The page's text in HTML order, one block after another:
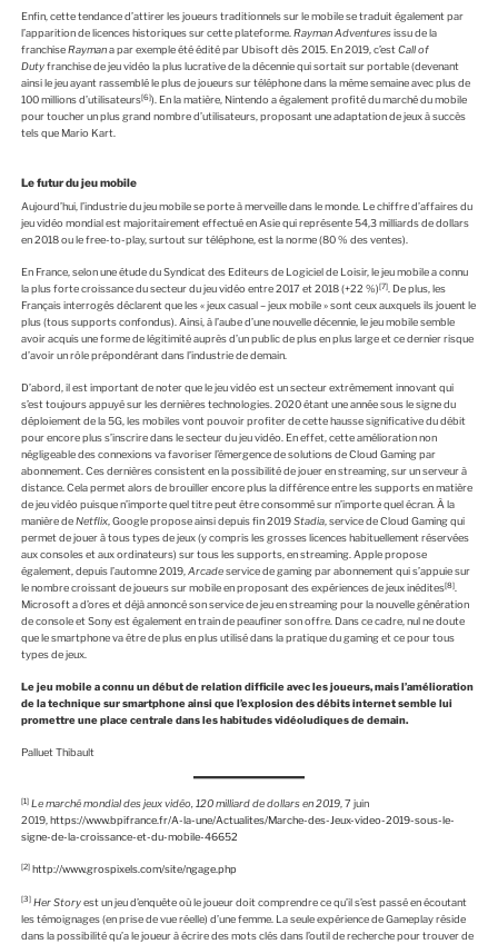
Enfin, cette tendance d’attirer les joueurs traditionnels sur le mobile se traduit également par
l’apparition de licences historiques sur cette plateforme.Rayman Adventuresissu de la
franchiseRaymana par exemple été édité par Ubisoft dès 2015. En 2019, c’estCall of
Dutyfranchise de jeu vidéo la plus lucrative de la décennie qui sortait sur portable (devenant
ainsi le jeu ayant rassemblé le plus de joueurs sur téléphone dans la même semaine avec plus de
100 millions d’utilisateurs[6]). En la matière, Nintendo a également profité du marché du mobile
pour toucher un plus grand nombre d’utilisateurs, proposant une adaptation de jeux à succès
tels que Mario Kart.
Le futur du jeu mobile
Aujourd’hui, l’industrie du jeu mobile se porte à merveille dans le monde. Le chiffre d’affaires du
jeu vidéo mondial est majoritairement effectué en Asie qui représente 54,3 milliards de dollars
en 2018 ou le free-to-play, surtout sur téléphone, est la norme (80 % des ventes).
En France, selon une étude du Syndicat des Editeurs de Logiciel de Loisir, le jeu mobile a connu
la plus forte croissance du secteur du jeu vidéo entre 2017 et 2018 (+22 %)[7]. De plus, les
Français interrogés déclarent que les « jeux casual – jeux mobile » sont ceux auxquels ils jouent le
plus (tous supports confondus). Ainsi, à l’aube d’une nouvelle décennie, le jeu mobile semble
avoir acquis une forme de légitimité auprès d’un public de plus en plus large et ce dernier risque
d’avoir un rôle prépondérant dans l’industrie de demain.
D’abord, il est important de noter que le jeu vidéo est un secteur extrêmement innovant qui
s’est toujours appuyé sur les dernières technologies. 2020 étant une année sous le signe du
déploiement de la 5G, les mobiles vont pouvoir profiter de cette hausse significative du débit
pour encore plus s’inscrire dans le secteur du jeu vidéo. En effet, cette amélioration non
négligeable des connexions va favoriser l’émergence de solutions de Cloud Gaming par
abonnement. Ces dernières consistent en la possibilité de jouer en streaming, sur un serveur à
distance. Cela permet alors de brouiller encore plus la différence entre les supports en matière
de jeu vidéo puisque n’importe quel titre peut être consommé sur n’importe quel écran. À la
manière deNetflix, Google propose ainsi depuis fin 2019Stadia, service de Cloud Gaming qui
permet de jouer à tous types de jeux (y compris les grosses licences habituellement réservées
aux consoles et aux ordinateurs) sur tous les supports, en streaming. Apple propose
également, depuis l’automne 2019, Arcadeservice de gaming par abonnement qui s’appuie sur
le nombre croissant de joueurs sur mobile en proposant des expériences de jeux inédites[8].
Microsoft a d’ores et déjà annoncé son service de jeu en streaming pour la nouvelle génération
de console et Sony est également en train de peaufiner son offre. Dans ce cadre, nul ne doute
que le smartphone va être de plus en plus utilisé dans la pratique du gaming et ce pour tous
types de jeux.
Le jeu mobile a connu un début de relation difficile avec les joueurs, mais l’amélioration
de la technique sur smartphone ainsi que l’explosion des débits internet semble lui
promettre une place centrale dans les habitudes vidéoludiques de demain.
Palluet Thibault
[1] Le marché mondial des jeux vidéo, 120 milliard de dollars en 2019, 7 juin
2019, https://www.bpifrance.fr/A-la-une/Actualites/Marche-des-Jeux-video-2019-sous-le-
signe-de-la-croissance-et-du-mobile-46652
[2] http://www.grospixels.com/site/ngage.php
[3] Her Storyest un jeu d’enquête où le joueur doit comprendre ce qu’il s’est passé en écoutant
les témoignages (en prise de vue réelle) d’une femme. La seule expérience de Gameplay réside
dans la possibilité qu’a le joueur à écrire des mots clés dans l’outil de recherche pour trouver de